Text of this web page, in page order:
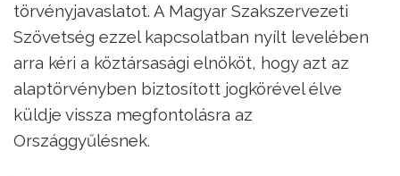
törvényjavaslatot. A Magyar Szakszervezeti
Szövetség ezzel kapcsolatban nyílt levelében
arra kéri a köztársasági elnököt, hogy azt az
alaptörvényben biztosított jogkörével élve
küldje vissza megfontolásra az
Országgyűlésnek.